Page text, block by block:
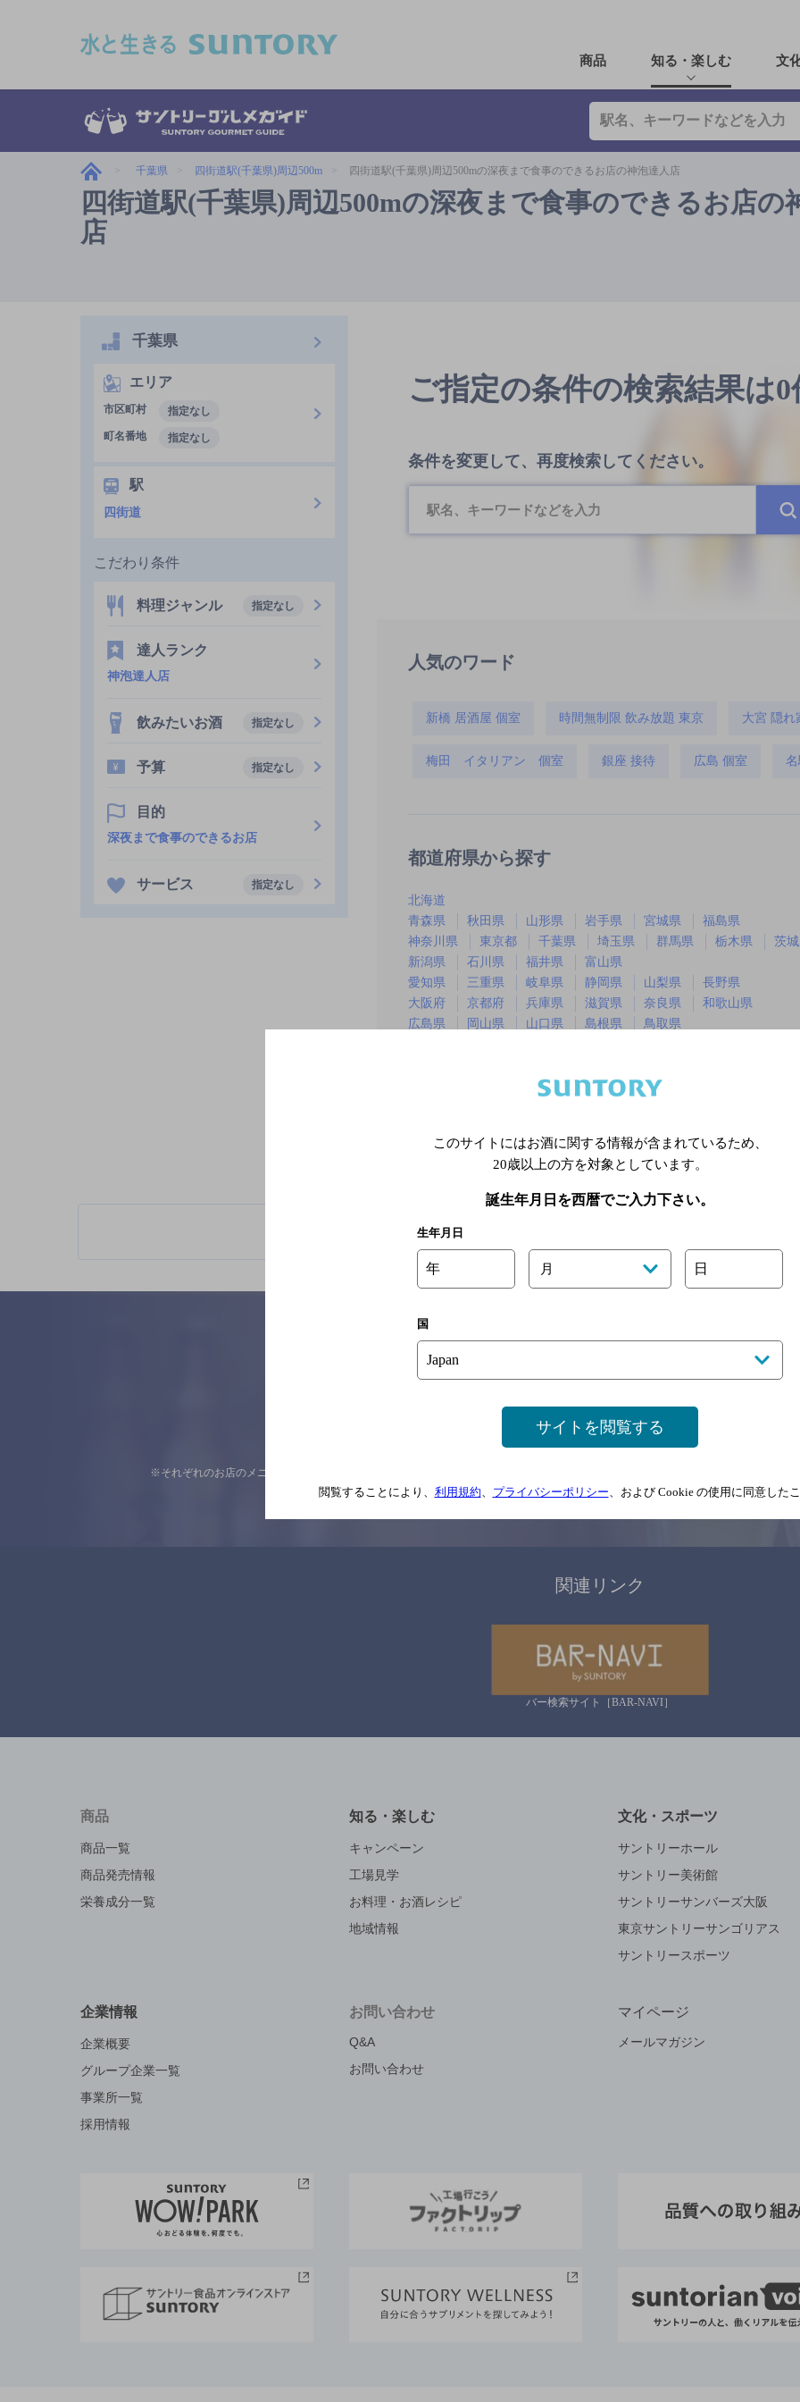
商品 知る・楽しむ 文
千葉県 四街道駅(千葉県)周辺500m 四街道駅(千葉県)周辺500mの深夜まで食事のできるお店の神泡達人店
四街道駅(千葉県)周辺500mの深夜まで食事のできるお店の
店
ご指定の条件の検索結果は0
条件を変更して、再度検索してください。
人気のワード
新橋 居酒屋 個室 時間無制限 飲み放題 東京 大宮 隠れ
梅田 イタリアン 個室 銀座 接待 広島 個室
都道府県から探す
北海道
青森県
秋田県 山形県 岩手県 宮城県
福島県
神奈川県
東京都 千葉県 埼玉県 群馬県 栃木県
茨
新潟県
石川県 福井県
富山県
愛知県
三重県 岐阜県 静岡県 山梨県
長野県
大阪府
京都府 兵庫県 滋賀県 奈良県
和歌山県
広島県
岡山県 山口県 島根県
鳥取県
※店舗によりハイボール取り扱い銘
千葉県
エリア
市区町村
指定なし
町名番地
指定なし
駅
四街道
こだわり条件
料理ジャンル 指定なし
達人ランク
神泡達人店
飲みたいお酒 指定なし
予算 指定なし
目的
深夜まで食事のできるお店
サービス 指定なし
ご意見・ご感想
※それぞれのお店のメニューや営業時間などの掲載情報については、 念のためお店にご確
関連リンク
バー検索サイト［BAR-NAVI］
商品
商品一覧
商品発売情報
栄養成分一覧
知る・楽しむ
キャンペーン
工場見学
お料理・お酒レシピ
地域情報
文化・スポーツ
サントリーホール
サントリー美術館
サントリーサンバーズ大阪
東京サントリーサンゴリアス
サントリースポーツ
企業情報
企業概要
グループ企業一覧
事業所一覧
採用情報
お問い合わせ
Q&A
お問い合わせ
マイページ
メールマガジン
このサイトにはお酒に関する情報が含まれているため、
20歳以上の方を対象としています。
誕生年月日を西暦でご入力下さい。
生年月日
年 月 日
国
サイトを閲覧する
閲覧することにより、 利用規約、 プライバシーポリシー、および Cookie の使用に同意した